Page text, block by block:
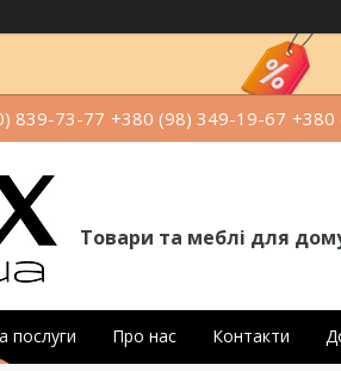
839-73-77 +380 (98) 349-19-67 +380
Товари та меблі для
послуги Про нас Контакти